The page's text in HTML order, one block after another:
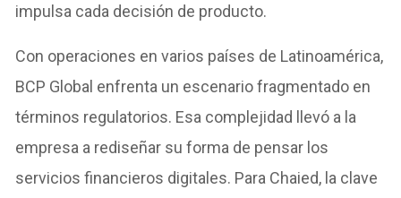
impulsa cada decisión de producto.
Con operaciones en varios países de Latinoamérica,
BCP Global enfrenta un escenario fragmentado en
términos regulatorios. Esa complejidad llevó a la
empresa a rediseñar su forma de pensar los
servicios financieros digitales. Para Chaied, la clave